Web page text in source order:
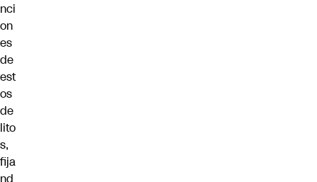
nci
on
es
de
est
os
de
lito
s,
fija
nd